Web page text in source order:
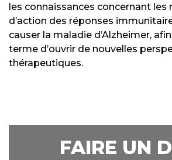
les connaissances concernant les
d’action des réponses
causer la maladie d’Alzheimer,
terme d’ouvrir de nouvelles
thérapeutiques.
FAIRE UN